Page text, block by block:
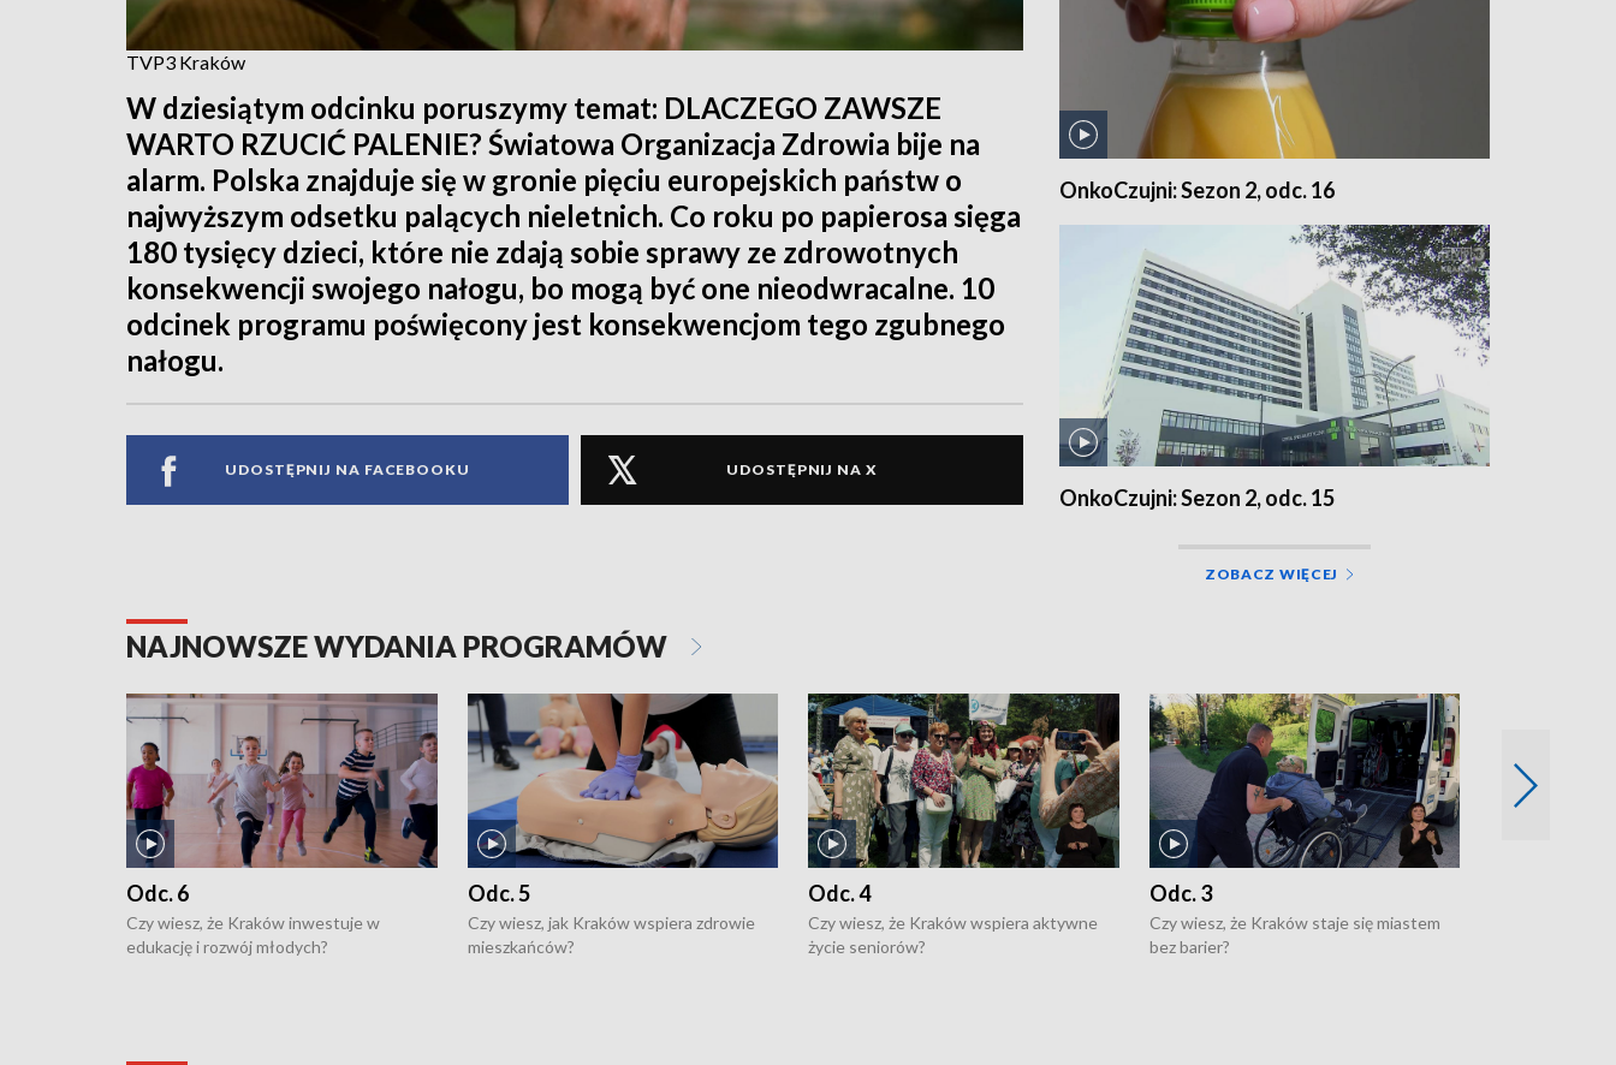
TVP3 Kraków
W dziesiątym odcinku poruszymy temat: DLACZEGO ZAWSZE
WARTO RZUCIĆ PALENIE? Światowa Organizacja Zdrowia bije na
alarm. Polska znajduje się w gronie pięciu europejskich państw o
najwyższym odsetku palących nieletnich. Co roku po papierosa sięga
180 tysięcy dzieci, które nie zdają sobie sprawy ze zdrowotnych
konsekwencji swojego nałogu, bo mogą być one nieodwracalne. 10
odcinek programu poświęcony jest konsekwencjom tego zgubnego
nałogu.
UDOSTĘPNIJ NA FACEBOOKU UDOSTĘPNIJ NA X
OnkoCzujni: Sezon 2, odc. 16
OnkoCzujni: Sezon 2, odc. 15
ZOBACZ WIĘCEJ
NAJNOWSZE WYDANIA PROGRAMÓW
Odc. 6
Czy wiesz, że Kraków inwestuje w
edukację i rozwój młodych?
Odc. 5
Czy wiesz, jak Kraków wspiera zdrowie
mieszkańców?
Odc. 4
Czy wiesz, że Kraków wspiera aktywne
życie seniorów?
Odc. 3
Czy wiesz, że Kraków staje się miastem
bez barier?